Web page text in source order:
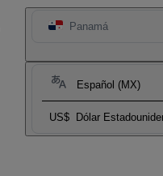
Panamá
Español (MX)
US$ Dólar